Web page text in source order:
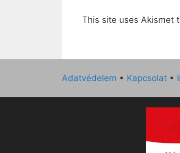
This site uses Akismet
Adatvédelem • Kapcsolat •